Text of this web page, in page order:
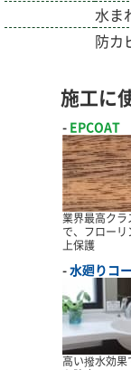
水ま
防カ
施工に
EPCOAT
業界最高クラ
で、フロー
上保護
水廻りコ
高い撥水効